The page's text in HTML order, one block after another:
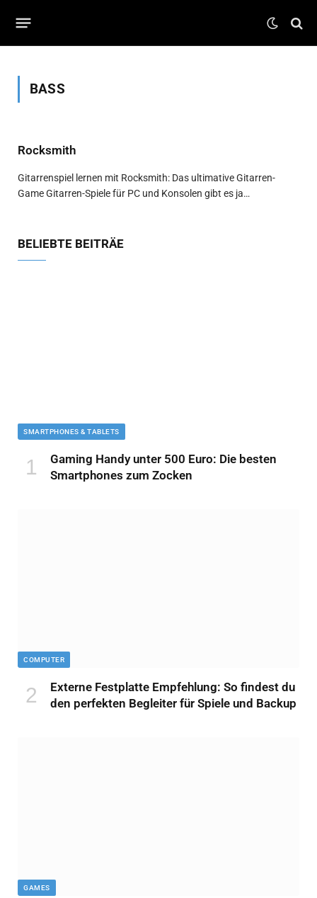
BASS
Rocksmith
Gitarrenspiel lernen mit Rocksmith: Das ultimative Gitarren-
Game Gitarren-Spiele für PC und Konsolen gibt es ja…
BELIEBTE BEITRÄE
SMARTPHONES & TABLETS
Gaming Handy unter 500 Euro: Die besten
Smartphones zum Zocken
COMPUTER
Externe Festplatte Empfehlung: So findest du
den perfekten Begleiter für Spiele und Backup
GAMES